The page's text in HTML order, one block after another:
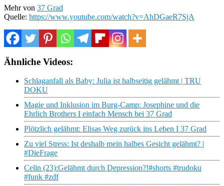
Mehr von 37 Grad
Quelle: https://www.youtube.com/watch?v=AhDGaeR7SjA
Ähnliche Videos:
Schlaganfall als Baby: Julia ist halbseitig gelähmt | TRU
DOKU
Magie und Inklusion im Burg-Camp: Josephine und die
Ehrlich Brothers I einfach Mensch bei 37 Grad
Plötzlich gelähmt: Elisas Weg zurück ins Leben I 37 Grad
Zu viel Stress: Ist deshalb mein halbes Gesicht gelähmt? |
#DieFrage
Celin (23):Gelähmt durch Depression?!#shorts #trudoku
#funk #zdf